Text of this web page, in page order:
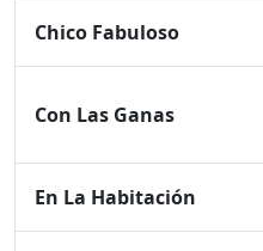
Chico Fabuloso
Con Las Ganas
En La Habitación